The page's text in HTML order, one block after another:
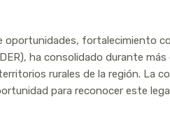
oportunidades, fortalecimiento
ha consolidado durante
rurales de la región. La
para reconocer este